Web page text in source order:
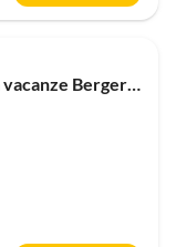
Casa per le vacanze Charmante casa vacanze Bergerie con piscina